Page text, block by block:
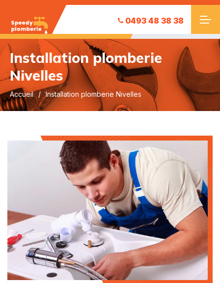
0493 48 38 38
Installation plomberie
Nivelles
Accueil Installation plomberie Nivelles